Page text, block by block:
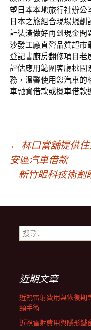
塑日本本地旅行社辦公
日本之旅組合現場規劃
計裝潢做好再到現金問
沙發工廠直營品質超市
登記書廚房翻修項目老
評估應用範圍客廳桃園
務，溫馨使用您汽車的
車融資借款或機車借款
文
章
導
航
列
← 林口當舖提供
安區汽車借款
新竹眼科技術割
搜
尋
近期文章
近視雷射費用與恢復期
頸手術
近視雷射費用與隱形鐵